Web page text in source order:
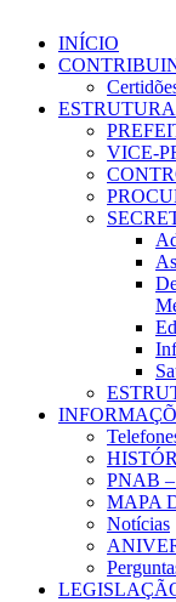
INÍCIO
ESTRUTURA
VICE-
PNAB
MAPA
Notícias